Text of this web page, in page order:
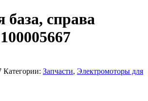
справа
Категории: Запчасти, Электромоторы для